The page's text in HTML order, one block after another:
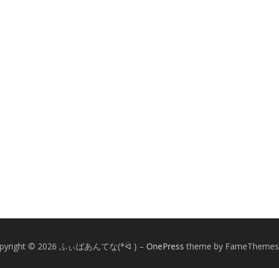
© 2026 ふぃばあんてな(*ᐛ ) – OnePress theme by FameThemes